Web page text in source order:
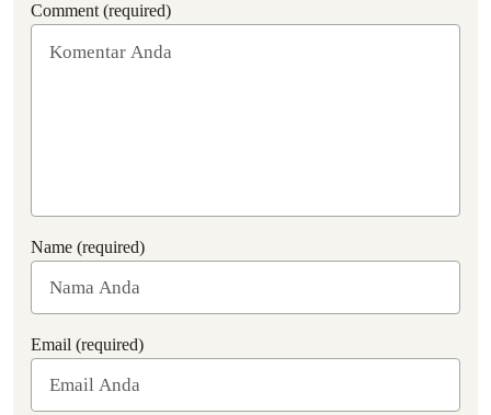
Comment (required)
Name (required)
Email (required)